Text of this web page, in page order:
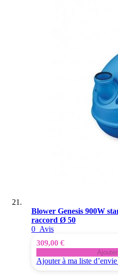
Blower Genesis 900W
raccord Ø 50
0 Avis
309,00 €
Ajouter à ma liste d’envie